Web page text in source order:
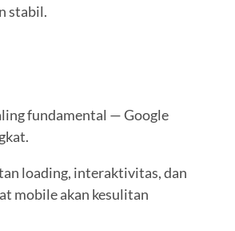
stabil.
fundamental — Google
loading, interaktivitas, dan
mobile akan kesulitan